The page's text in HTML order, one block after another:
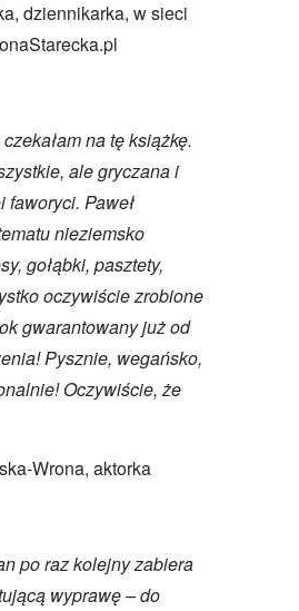
dziennikarka, w sieci
na tę książkę.
ale gryczana i
faworyci. Paweł
nieziemsko
gołąbki, pasztety,
oczywiście zrobione
gwarantowany już od
Pysznie, wegańsko,
Oczywiście, że
Wrona, aktorka
po raz kolejny zabiera
wyprawę – do